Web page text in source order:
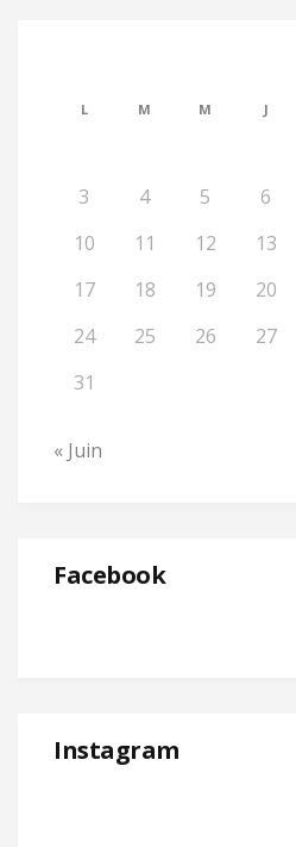
L M M J
3
4 5 6
10
11 12 13
17
18 19 20
24
25 26 27
31
« Juin
Facebook
Instagram